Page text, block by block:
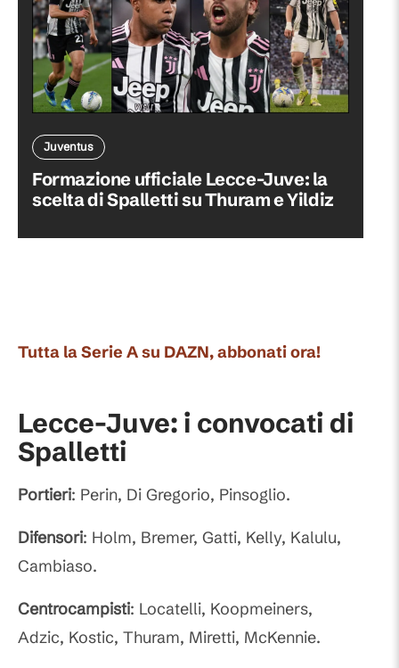
Juventus
Formazione ufficiale Lecce-Juve: la
scelta di Spalletti su Thuram e Yildiz
Tutta la Serie A su DAZN, abbonati ora!
Lecce-Juve: i convocati di
Spalletti
Portieri: Perin, Di Gregorio, Pinsoglio.
Difensori: Holm, Bremer, Gatti, Kelly, Kalulu,
Cambiaso.
Centrocampisti: Locatelli, Koopmeiners,
Adzic, Kostic, Thuram, Miretti, McKennie.